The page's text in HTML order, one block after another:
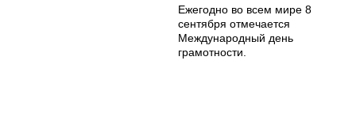
Ежегодно во всем мире 8
сентября отмечается
Международный день
грамотности.